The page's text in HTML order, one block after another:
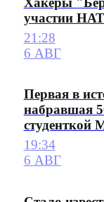
участии
21:28
6 АВГ
Первая в
набравшая
19:34
6 АВГ